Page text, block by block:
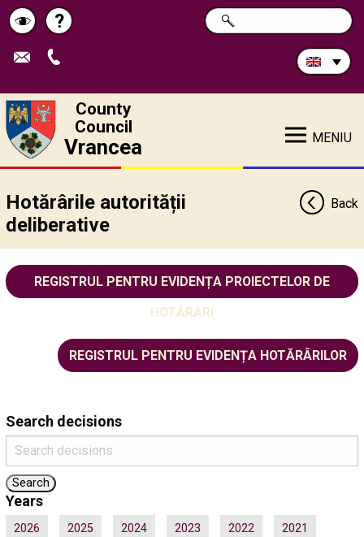
Schimbă
contrastul
Help
?
Search
in
SEARCH
County
Council
Vrancea MENIU
Hotărârile autorității
deliberative
Back
REGISTRUL PENTRU EVIDENȚA PROIECTELOR DE
HOTĂRÂRI
REGISTRUL PENTRU EVIDENȚA HOTĂRÂRILOR
Search decisions
Years
2026 2025 2024 2023 2022 2021